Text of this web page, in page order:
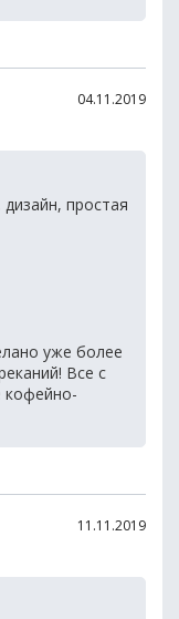
04.11.2019
простая
уже более
Все с
кофейно-
11.11.2019